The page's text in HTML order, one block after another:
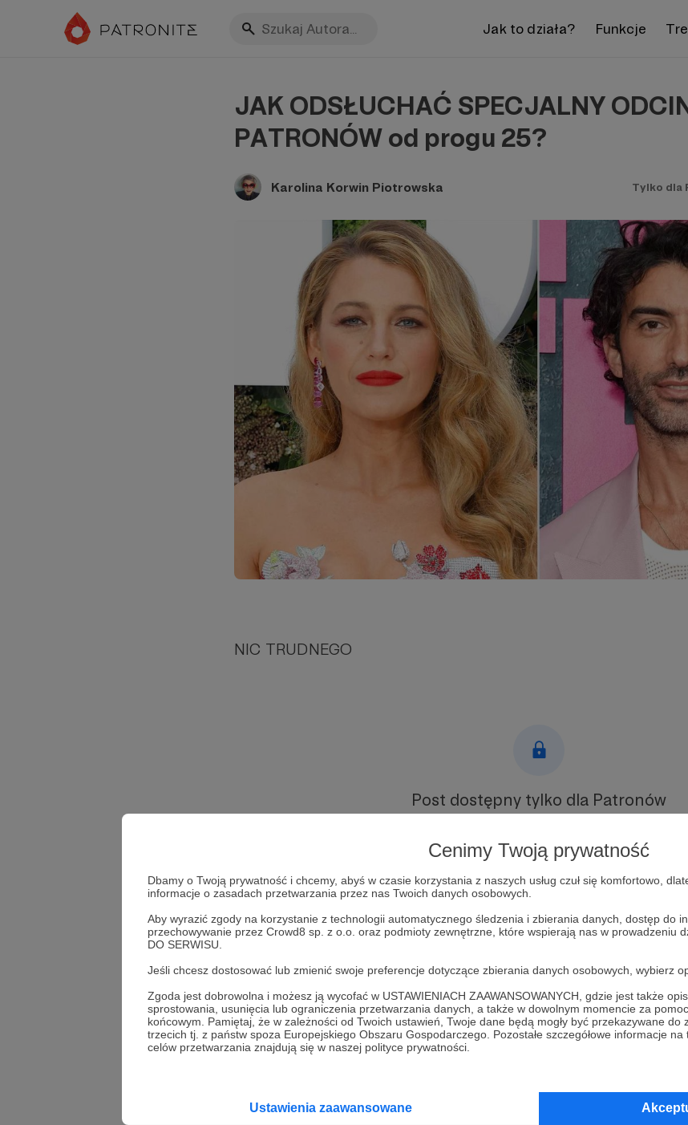
Cenimy Twoją prywatność
Dbamy o Twoją prywatność i chcemy, abyś w czasie korzystania z naszych usług czuł się komfortowo,
informacje o zasadach przetwarzania przez nas Twoich danych osobowych.
Aby wyrazić zgody na korzystanie z technologii automatycznego śledzenia i zbierania danych, dostęp do
przechowywanie przez Crowd8 sp. z o.o. oraz podmioty zewnętrzne, które wspierają nas w prowadzeniu
DO SERWISU.
Jeśli chcesz dostosować lub zmienić swoje preferencje dotyczące zbierania danych osobowych, wybierz
Zgoda jest dobrowolna i możesz ją wycofać w USTAWIENIACH ZAAWANSOWANYCH, gdzie jest także
sprostowania, usunięcia lub ograniczenia przetwarzania danych, a także w dowolnym momencie za
końcowym. Pamiętaj, że w zależności od Twoich ustawień, Twoje dane będą mogły być przekazywane
trzecich tj. z państw spoza Europejskiego Obszaru Gospodarczego. Pozostałe szczegółowe informacje
celów przetwarzania znajdują się w naszej polityce prywatności.
Ustawienia zaawansowane
Jak to działa? Funkcje
JAK ODSŁUCHAĆ SPECJALNY
PATRONÓW od progu 25?
Karolina Korwin Piotrowska Tylko dla
NIC TRUDNEGO
Post dostępny tylko dla Patronów
Zostań Patronem
Zaloguj się
Karolina Korwin Piotrowska
Zobacz również